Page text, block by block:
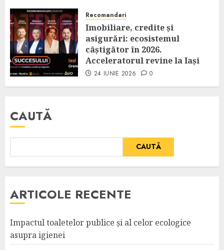
Recomandari
Imobiliare, credite și
asigurări: ecosistemul
câștigător în 2026.
Acceleratorul revine la Iași
24 IUNIE 2026 0
CAUTĂ
CAUTĂ
ARTICOLE RECENTE
Impactul toaletelor publice și al celor ecologice
asupra igienei